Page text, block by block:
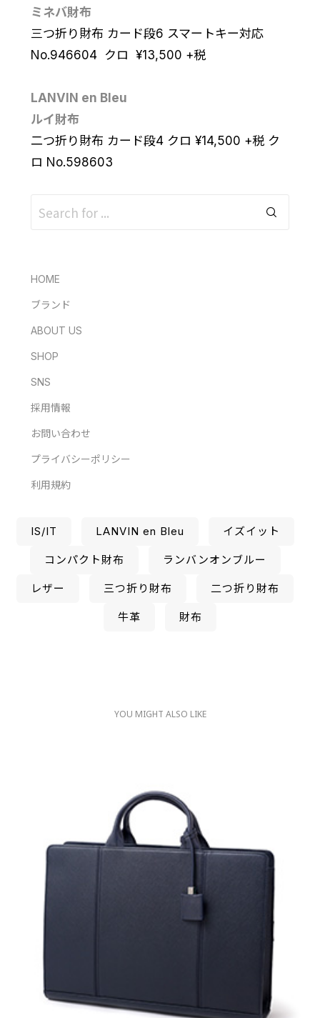
ミネバ財布
三つ折り財布 カード段6 スマートキー対応
No.946604 クロ ¥13,500 +税
LANVIN en Bleu
ルイ財布
二つ折り財布 カード段4 クロ ¥14,500 +税ク
ロ No.598603
HOME
ブランド
ABOUT US
SHOP
SNS
採用情報
お問い合わせ
プライバシーポリシー
利用規約
IS/IT LANVIN en Bleu イズイット
コンパクト財布 ランバンオンブルー
レザー 三つ折り財布 二つ折り財布
牛革 財布
YOU MIGHT ALSO LIKE